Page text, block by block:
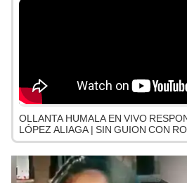
OLLANTA HUMALA EN VIVO
LÓPEZ ALIAGA | SIN GUION CON